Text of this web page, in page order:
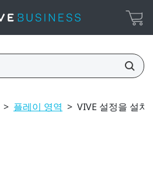
> 플레이 영역 > VIVE 설정을 설치